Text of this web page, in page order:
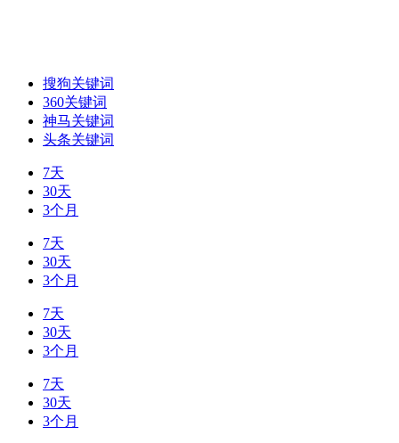
搜狗关键词
360关键词
神马关键词
头条关键词
7天
30天
3个月
7天
30天
3个月
7天
30天
3个月
7天
30天
3个月